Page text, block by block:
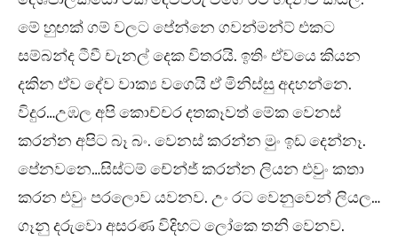
මේ හුඟක් ගම් වලට පේන්නෙ ගවන්මන්ට් එකට
සම්බන්ද ටීවී චැනල් දෙක විතරයි. ඉතිං ඒවයෙ කියන
දකින ඒව දේව වාක්‍ය වගෙයි ඒ මිනිස්සු අදහන්නෙ.
විදුර…උඹල අපි කොච්චර දතකෑවත් මේක වෙනස්
කරන්න අපිට බෑ බං. වෙනස් කරන්න මුං ඉඩ දෙන්නෑ.
පේනවනෙ…සිස්ටම් චේන්ජ් කරන්න ලියන එවුං කතා
කරන එවුං පරලොව යවනව. උං රට වෙනුවෙන් ලියල…
ගෑනු දරුවො අසරණ විදිහට ලෝකෙ තනි වෙනව.